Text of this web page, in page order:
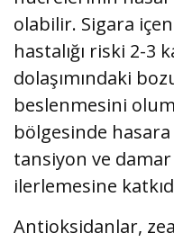
olabilir. Sigara
hastalığı riski 2-3
dolaşımındaki
beslenmesini
bölgesinde
tansiyon ve damar
ilerlemesine
Antioksidanlar,